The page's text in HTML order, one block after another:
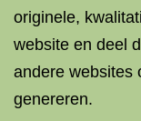
originele,
website en deel
andere websites
genereren.